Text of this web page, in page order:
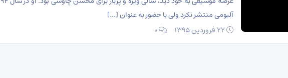
آلبومی منتشر نکرد ولی با حضور به عنوان […]
۰